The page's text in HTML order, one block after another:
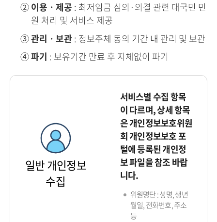
② 이용ㆍ제공 : 최저임금 심의·의결 관련 대국민 민
원 처리 및 서비스 제공
③관리ㆍ보관 : 정보주체 동의 기간 내 관리 및 보관
④파기 : 보유기간 만료 후 지체없이 파기
일반 개인정보
수집
서비스별 수집 항목
이 다르며, 상세 항목
은 개인정보보호위원
회 개인정보보호 포
털에 등록된 개인정
보 파일을 참조 바랍
니다.
위원명단 : 성명, 생년
월일, 전화번호, 주소
등